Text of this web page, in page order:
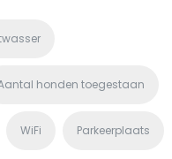
honden toegestaan
WiFi Parkeerplaats